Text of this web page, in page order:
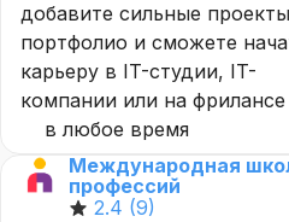
добавите сильные
портфолио и сможете
карьеру в IT-студии, IT-
компании или на фрилансе
в любое время
Международная
профессий
2.4 (9)